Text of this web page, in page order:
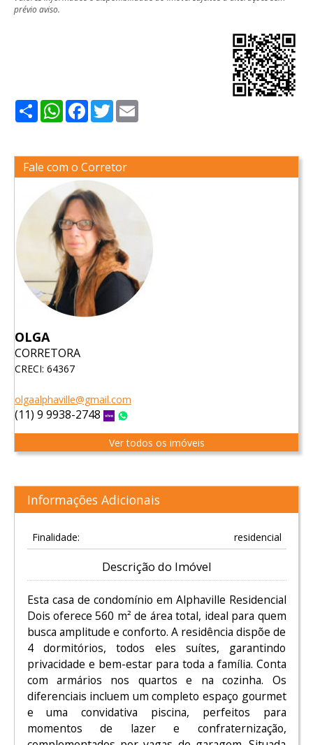
prévio aviso.
ShareWhatsApp
Facebook
Twitter
Fale com o Corretor
OLGA
CORRETORA
CRECI: 64367
olgaalphaville@gmail.com
(11) 9 9938-2748 Vivo
Ver todos os imóveis
Informações Adicionais
Finalidade: residencial
Descrição do Imóvel
Esta casa de condomínio em Alphaville Residencial
Dois oferece 560 m² de área total, ideal para quem
busca amplitude e conforto. A residência dispõe de
4 dormitórios, todos eles suítes, garantindo
privacidade e bem-estar para toda a família. Conta
com armários nos quartos e na cozinha. Os
diferenciais incluem um completo espaço gourmet
e uma convidativa piscina, perfeitos para
momentos de lazer e confraternização,